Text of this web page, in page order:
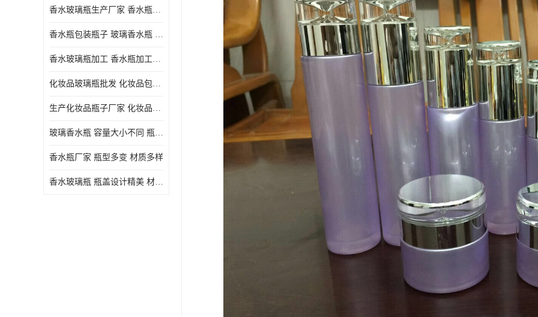
香水玻璃瓶生产厂家 香水瓶设计 通常配有喷雾器或滴管
香水瓶包装瓶子 玻璃香水瓶 材质多样
香水玻璃瓶加工 香水瓶加工厂 容量大小不同
化妆品玻璃瓶批发 化妆品包材 具有良好的密封性能
生产化妆品瓶子厂家 化妆品玻璃瓶 采用塑料或玻璃材质制成
玻璃香水瓶 容量大小不同 瓶盖设计精美
香水瓶厂家 瓶型多变 材质多样
香水玻璃瓶 瓶盖设计精美 材质多样